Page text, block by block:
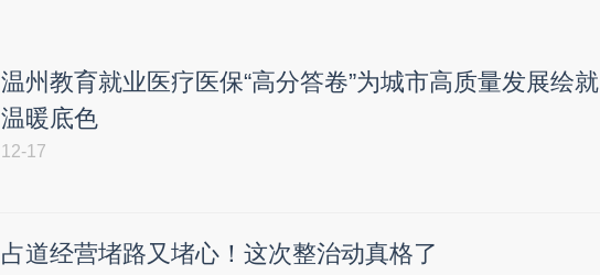
温州教育就业医疗医保“高分答卷”为城市高质量发展绘就
温暖底色
12-17
占道经营堵路又堵心！这次整治动真格了